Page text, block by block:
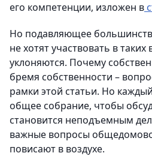
его компетенции, изложен в
Но подавляющее
не хотят участвовать в таких
уклоняются. Почему
бремя собственности –
рамки этой статьи. Но
общее собрание, чтобы
становится неподъемным
важные вопросы
повисают в воздухе.